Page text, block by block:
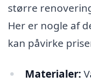
større
Her er nogle af
kan påvirke
Materialer: